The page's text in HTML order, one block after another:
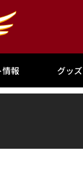
報 グッズ